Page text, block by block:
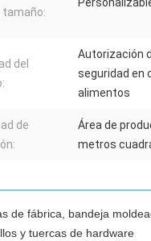
tamaño:
del
Autorización
seguridad en
alimentos
de
Área de
metros
de fábrica, bandeja
y tuercas de hardware